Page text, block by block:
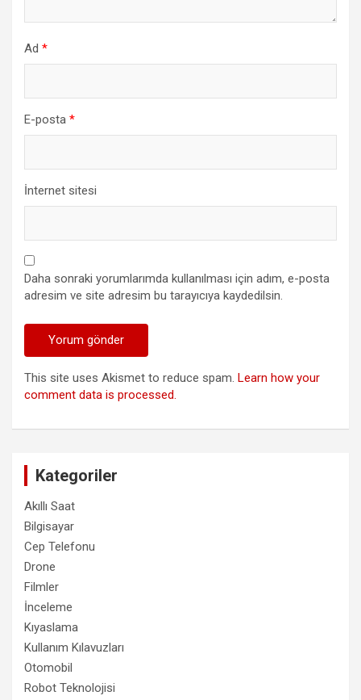
Ad *
E-posta *
İnternet sitesi
Daha sonraki yorumlarımda kullanılması için adım, e-posta
adresim ve site adresim bu tarayıcıya kaydedilsin.
This site uses Akismet to reduce spam. Learn how your
comment data is processed.
Kategoriler
Akıllı Saat
Bilgisayar
Cep Telefonu
Drone
Filmler
İnceleme
Kıyaslama
Kullanım Kılavuzları
Otomobil
Robot Teknolojisi